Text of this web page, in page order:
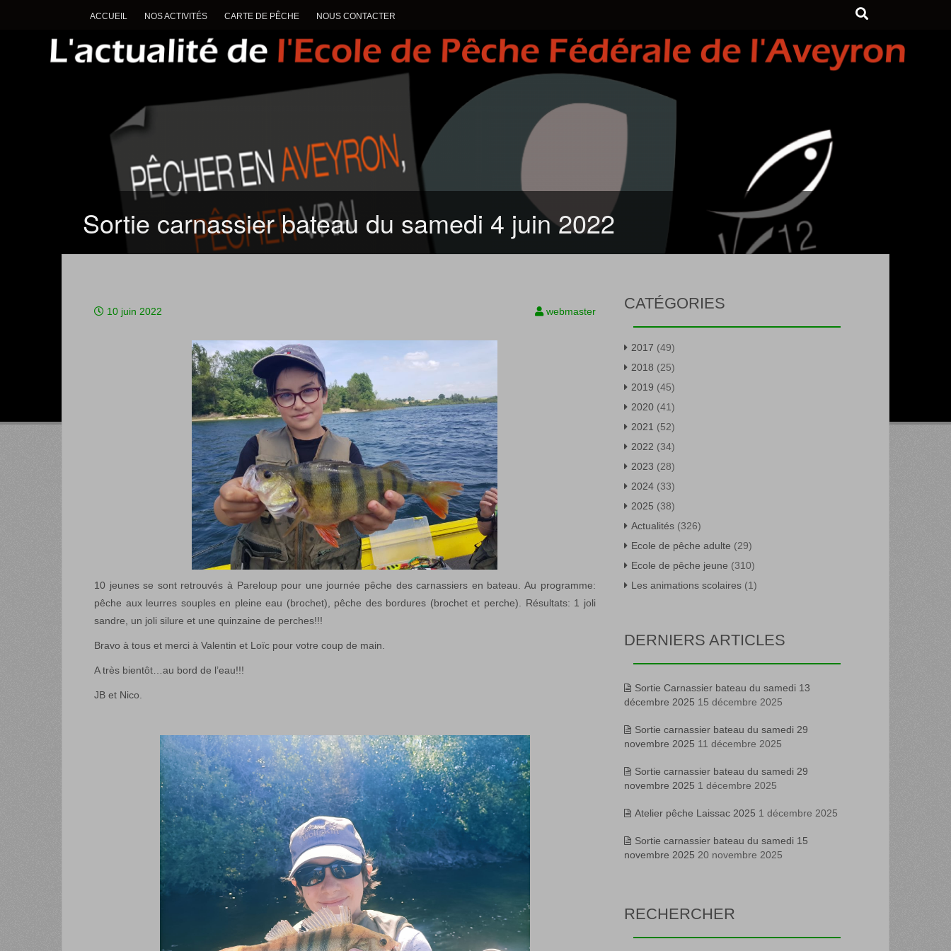
ACCUEIL NOS ACTIVITÉS CARTE DE PÊCHE NOUS CONTACTER
Sortie carnassier bateau du samedi 4 juin 2022
10 juin 2022 webmaster
10 jeunes se sont retrouvés à Pareloup pour une journée pêche des carnassiers en bateau. Au programme:
pêche aux leurres souples en pleine eau (brochet), pêche des bordures (brochet et perche). Résultats: 1 joli
sandre, un joli silure et une quinzaine de perches!!!
Bravo à tous et merci à Valentin et Loïc pour votre coup de main.
A très bientôt…au bord de l’eau!!!
JB et Nico.
CATÉGORIES
2017 (49)
2018 (25)
2019 (45)
2020(41)
2021 (52)
2022 (34)
2023 (28)
2024(33)
2025 (38)
Actualités(326)
Ecole de pêche adulte (29)
Ecole de pêche jeune (310)
Les animations scolaires(1)
DERNIERS ARTICLES
Sortie Carnassier bateau du samedi 13
décembre 2025 15 décembre 2025
Sortie carnassier bateau du samedi 29
novembre 2025 11 décembre 2025
Sortie carnassier bateau du samedi 29
novembre 2025 1 décembre 2025
Atelier pêche Laissac 2025 1 décembre 2025
Sortie carnassier bateau du samedi 15
novembre 2025 20 novembre 2025
RECHERCHER